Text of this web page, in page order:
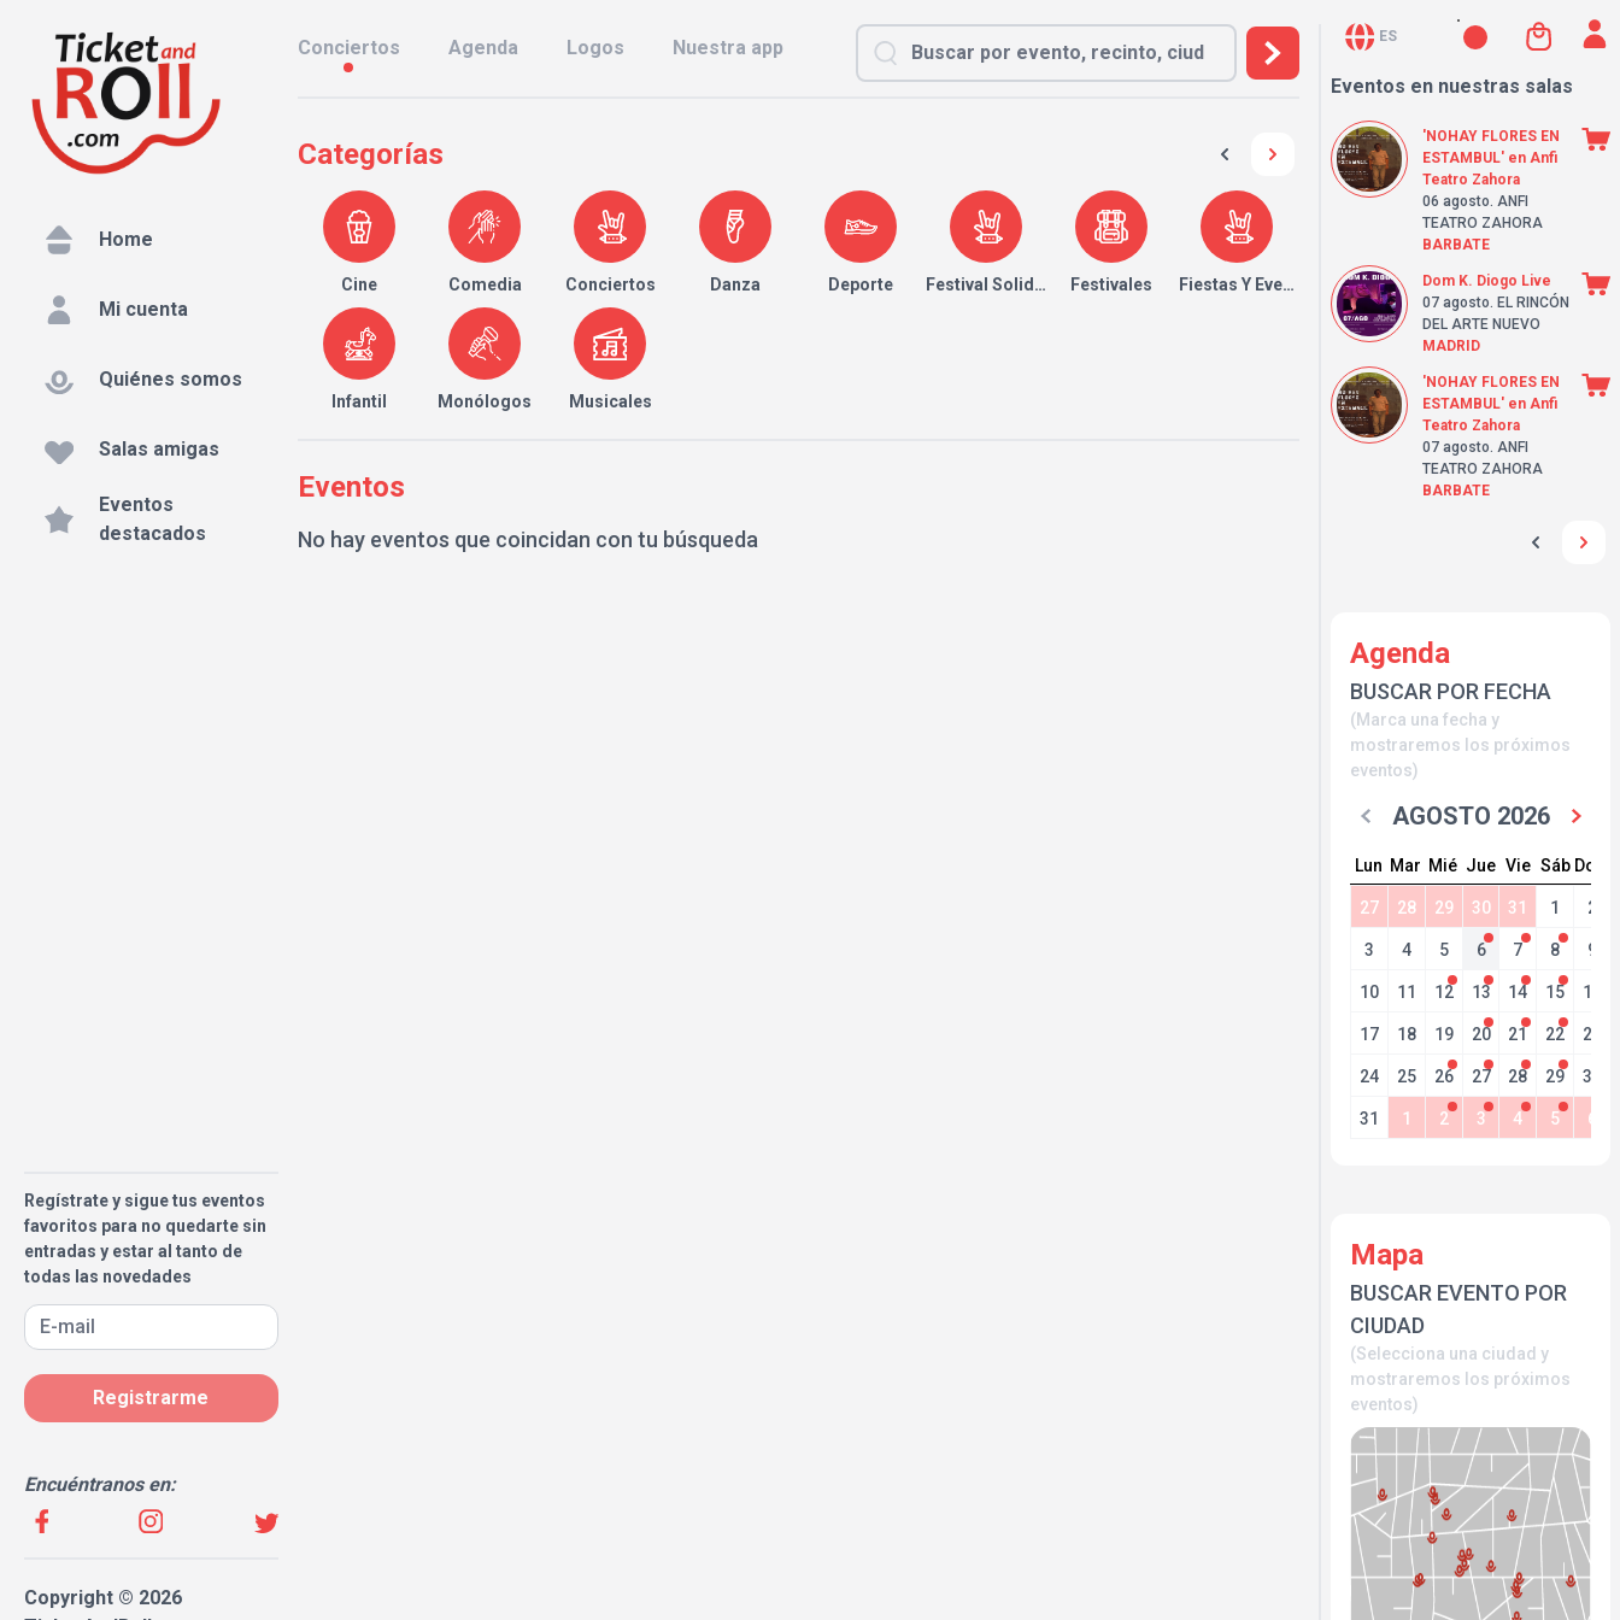
Home
Mi cuenta
Quiénes somos
Salas amigas
Eventos
destacados
Regístrate y sigue tus eventos
favoritos para no quedarte sin
entradas y estar al tanto de
todas las novedades
Registrarme
Encuéntranos en:
Copyright © 2026
Conciertos Agenda Logos Nuestra app
Categorías
Cine Comedia Conciertos Danza Deporte Festival Solidario Festivales Fiestas Y Eventos
Infantil Monólogos Musicales
Eventos
No hay eventos que coincidan con tu búsqueda
ES
Eventos en nuestras salas
'NOHAY FLORES EN
ESTAMBUL' en Anfi
Teatro Zahora
06 agosto. ANFI
TEATRO ZAHORA
BARBATE
Dom K. Diogo Live
07 agosto. EL RINCÓN
DEL ARTE NUEVO
MADRID
'NOHAY FLORES EN
ESTAMBUL' en Anfi
Teatro Zahora
07 agosto. ANFI
TEATRO ZAHORA
BARBATE
Agenda
BUSCAR POR FECHA
(Marca una fecha y
mostraremos los próximos
eventos)
AGOSTO 2026
Lun Mar Mié Jue Vie Sáb Dom
27 28 29 30 31 1 2
3 4 5 6 7 8 9
10 11 12 13 14 15 16
17 18 19 20 21 22 23
24 25 26 27 28 29 30
31 1 2 3 4 5 6
Mapa
BUSCAR EVENTO POR
CIUDAD
(Selecciona una ciudad y
mostraremos los próximos
eventos)